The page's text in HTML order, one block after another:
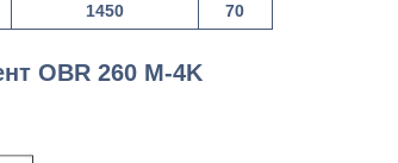
1450 70
OBR 260 M-4K